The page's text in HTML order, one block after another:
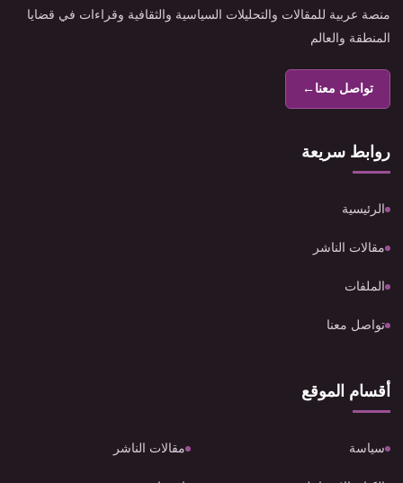
منصة عربية للمقالات والتحليلات السياسية والثقافية وقراءات في قضايا
المنطقة والعالم
تواصل معنا←
روابط سريعة
الرئيسية
مقالات الناشر
الملفات
تواصل معنا
أقسام الموقع
سياسة مقالات الناشر